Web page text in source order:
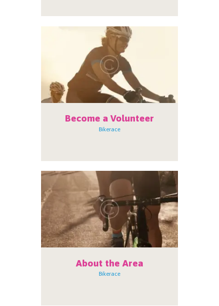
Become a Volunteer
Bikerace
About the Area
Bikerace